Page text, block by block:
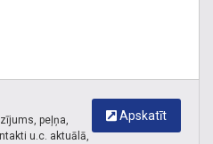
Apskatīt
peļņa,
u.c. aktuālā,